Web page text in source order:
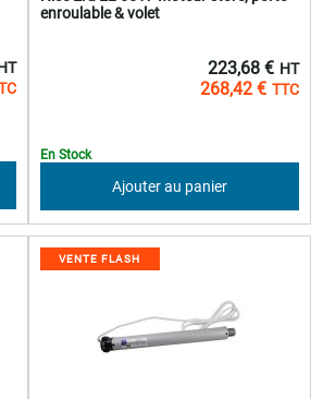
enroulable & volet
268,42 €
223,68 €
En Stock
Ajouter au panier
VENTE FLASH